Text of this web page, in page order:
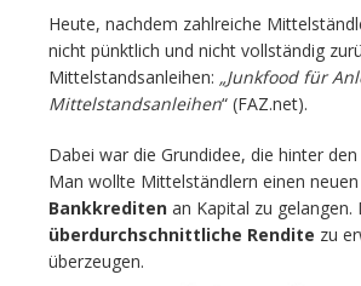
Heute, nachdem zahlreiche
nicht pünktlich und nicht vollständig
Mittelstandsanleihen: „Junkfood für
Mittelstandsanleihen“ (FAZ.net).
Dabei war die Grundidee, die hinter
Man wollte Mittelständlern einen
Bankkrediten an Kapital zu
überdurchschnittliche Rendite zu
überzeugen.